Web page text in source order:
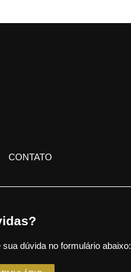
CONTATO
sua dúvida no formulário abaixo: